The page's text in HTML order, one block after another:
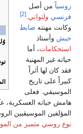
روسياً من أصل
فرنسي ولتواني [2]
وكانت مهنته ضابط
جيش وأستاذ
استحكامات، أما
حياته غير المهنية
فقد كان لها أثراً
كبيراً على تاريخ
الموسيقي. فعلى
هامش حياته العسكرية،
المؤلفين الموسيقيين
نوع روسي متميز من